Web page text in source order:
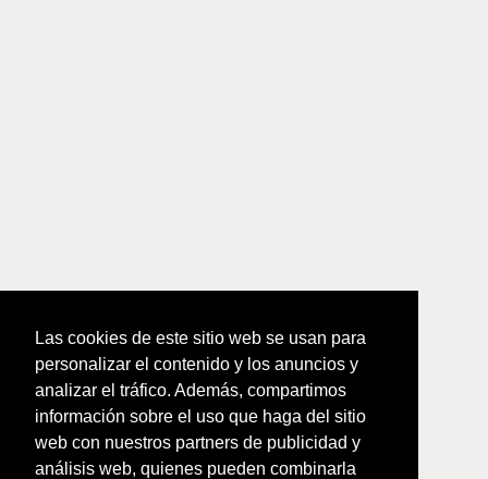
Las cookies de este sitio web se usan para
personalizar el contenido y los anuncios y
analizar el tráfico. Además, compartimos
información sobre el uso que haga del sitio
web con nuestros partners de publicidad y
análisis web, quienes pueden combinarla